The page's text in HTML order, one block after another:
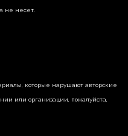
не несет.
которые нарушают авторские
или организации, пожалуйста,